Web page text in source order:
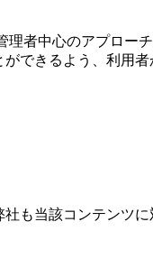
理者中心のアプロ
できるよう、利用
も当該コンテンツ